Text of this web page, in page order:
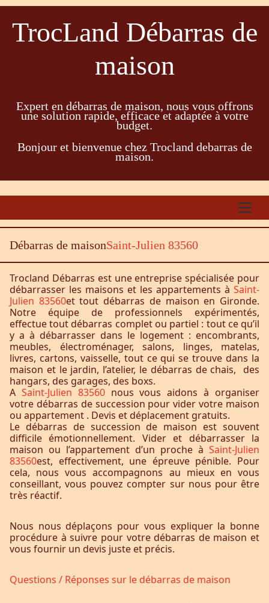
TrocLand Débarras de
maison
Expert en débarras de maison, nous vous offrons
une solution rapide, efficace et adaptée à votre
budget.
Bonjour et bienvenue chez Trocland debarras de
maison.
Débarras de maisonSaint-Julien 83560
Trocland Débarras est une entreprise spécialisée pour
débarrasser les maisons et les appartements à Saint-
Julien 83560et tout débarras de maison en Gironde.
Notre équipe de professionnels expérimentés,
effectue tout débarras complet ou partiel : tout ce qu’il
y a à débarrasser dans le logement : encombrants,
meubles, électroménager, salons, linges, matelas,
livres, cartons, vaisselle, tout ce qui se trouve dans la
maison et le jardin, l’atelier, le débarras de chais, des
hangars, des garages, des boxs.
A Saint-Julien 83560 nous vous aidons à organiser
votre débarras de succession pour vider votre maison
ou appartement . Devis et déplacement gratuits.
Le débarras de succession de maison est souvent
difficile émotionnellement. Vider et débarrasser la
maison ou l’appartement d’un proche à Saint-Julien
83560est, effectivement, une épreuve pénible. Pour
cela, nous vous accompagnons au mieux en vous
conseillant, vous pouvez compter sur nous pour être
très réactif.
Nous nous déplaçons pour vous expliquer la bonne
procédure à suivre pour votre débarras de maison et
vous fournir un devis juste et précis.
Questions / Réponses sur le débarras de maison